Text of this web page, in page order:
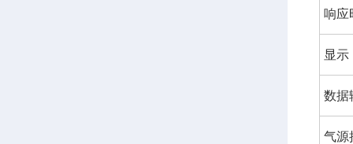
响应
显示
数据
气源